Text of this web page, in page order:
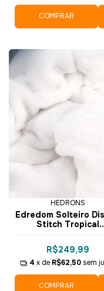
COMPRAR
HEDRONS
Edredom Solteiro
Stitch Tropical
- Hedrons
R$249,99
4 x de R$62,50 sem
COMPRAR